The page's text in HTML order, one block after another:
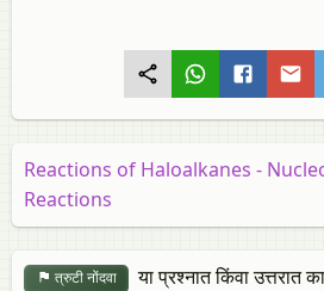
Reactions of Haloalkanes -
Reactions
त्रुटी नोंदवा या प्रश्नात किंवा उत्तरात